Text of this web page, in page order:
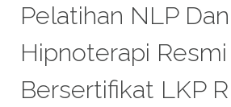
Pelatihan NLP Dan
Hipnoterapi
Bersertifikat LKP